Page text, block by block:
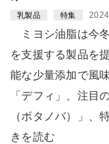
乳製品 特集
ミヨシ油脂は今
を支援する製品を
能な少量添加で風
「デフィ」、注目
（ボタノバ）」、
きを読む